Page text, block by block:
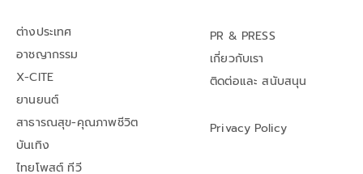
ต่างประเทศ
อาชญากรรม
X-CITE
ยานยนต์
สาธารณสุข-คุณภาพชีวิต
บันเทิง
ไทยโพสต์ ทีวี
PR & PRESS
เกี่ยวกับเรา
ติดต่อและ สนับสนุน
Privacy Policy